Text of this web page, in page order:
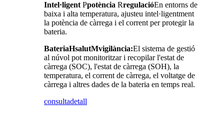
Intel·ligent Ppotència RregulacióEn entorns de
baixa i alta temperatura, ajusteu intel·ligentment
la potència de càrrega i el corrent per protegir la
bateria.
BateriaHsalutMvigilància:El sistema de gestió
al núvol pot monitoritzar i recopilar l'estat de
càrrega (SOC), l'estat de càrrega (SOH), la
temperatura, el corrent de càrrega, el voltatge de
càrrega i altres dades de la bateria en temps real.
consultadetall